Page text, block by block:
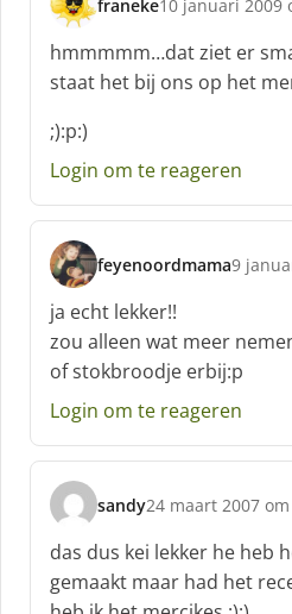
franeke
s
c
h
r
e
f
10 januari 2009
hmmmmm…dat ziet er
staat het bij ons op het
;):p:)
Login om te reageren
feyenoordmama
s
c
h
r
e
e
:
9
ja echt lekker!!
zou alleen wat meer
of stokbroodje erbij:p
Login om te reageren
sandy
s
h
r
24 maart 2007
das dus kei lekker he heb
gemaakt maar had het